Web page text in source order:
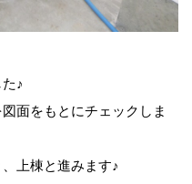
♪
面をもとにチェックしま
上棟と進みます♪